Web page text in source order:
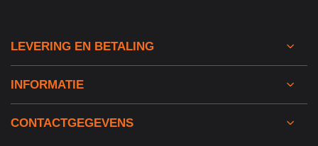
LEVERING EN BETALING
INFORMATIE
CONTACTGEGEVENS